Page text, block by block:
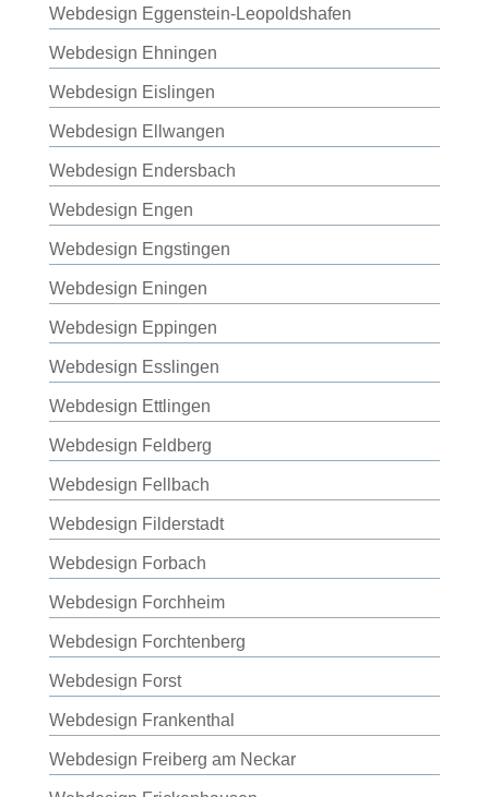
Webdesign Eggenstein-Leopoldshafen
Webdesign Ehningen
Webdesign Eislingen
Webdesign Ellwangen
Webdesign Endersbach
Webdesign Engen
Webdesign Engstingen
Webdesign Eningen
Webdesign Eppingen
Webdesign Esslingen
Webdesign Ettlingen
Webdesign Feldberg
Webdesign Fellbach
Webdesign Filderstadt
Webdesign Forbach
Webdesign Forchheim
Webdesign Forchtenberg
Webdesign Forst
Webdesign Frankenthal
Webdesign Freiberg am Neckar